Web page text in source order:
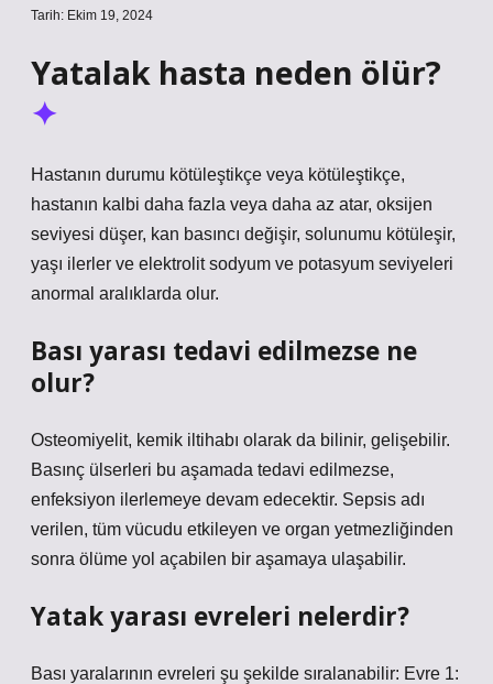
Tarih: Ekim 19, 2024
Yatalak hasta neden ölür?
Hastanın durumu kötüleştikçe veya kötüleştikçe,
hastanın kalbi daha fazla veya daha az atar, oksijen
seviyesi düşer, kan basıncı değişir, solunumu kötüleşir,
yaşı ilerler ve elektrolit sodyum ve potasyum seviyeleri
anormal aralıklarda olur.
Bası yarası tedavi edilmezse ne
olur?
Osteomiyelit, kemik iltihabı olarak da bilinir, gelişebilir.
Basınç ülserleri bu aşamada tedavi edilmezse,
enfeksiyon ilerlemeye devam edecektir. Sepsis adı
verilen, tüm vücudu etkileyen ve organ yetmezliğinden
sonra ölüme yol açabilen bir aşamaya ulaşabilir.
Yatak yarası evreleri nelerdir?
Bası yaralarının evreleri şu şekilde sıralanabilir: Evre 1: